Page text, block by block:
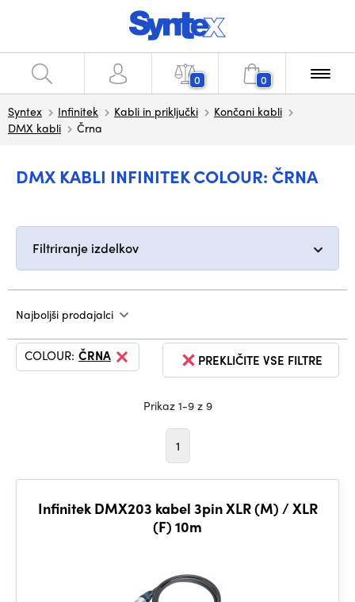
0 0
Syntex Infinitek Kabli in priključki
Končani kabli
DMX kabli
Črna
DMX KABLI INFINITEK COLOUR: ČRNA
Filtriranje izdelkov
Najboljši prodajalci
PREKLIČITE VSE FILTRE
COLOUR: ČRNA
Prikaz 1-9 z 9
1
Infinitek DMX203 kabel 3pin XLR (M) / XLR
(F) 10m